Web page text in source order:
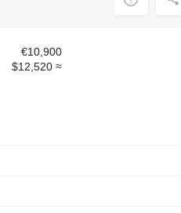
€10,900
≈ $12,520